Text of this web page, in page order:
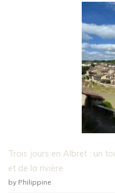
Trois jours en Albret : un
et de la rivière
by Philippine